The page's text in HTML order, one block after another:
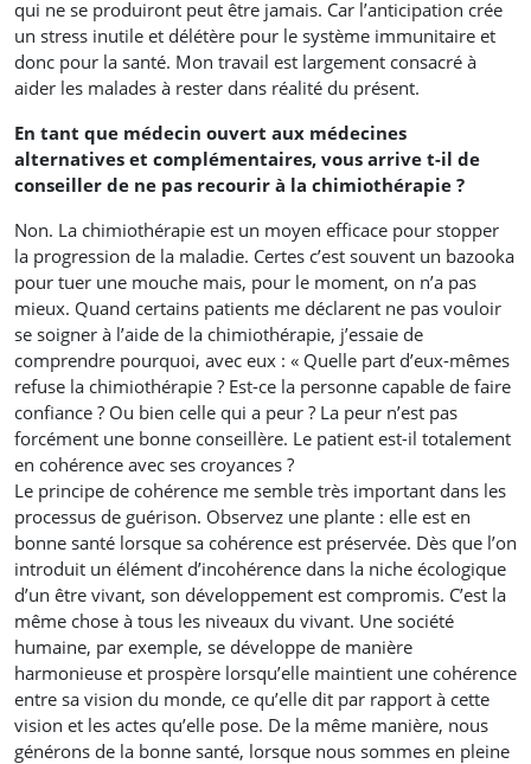
qui ne se produiront peut être jamais. Car l’anticipation crée
un stress inutile et délétère pour le système immunitaire et
donc pour la santé. Mon travail est largement consacré à
aider les malades à rester dans réalité du présent.
En tant que médecin ouvert aux médecines
alternatives et complémentaires, vous arrive t-il de
conseiller de ne pas recourir à la chimiothérapie ?
Non. La chimiothérapie est un moyen efficace pour stopper
la progression de la maladie. Certes c’est souvent un bazooka
pour tuer une mouche mais, pour le moment, on n’a pas
mieux. Quand certains patients me déclarent ne pas vouloir
se soigner à l’aide de la chimiothérapie, j’essaie de
comprendre pourquoi, avec eux : « Quelle part d’eux-mêmes
refuse la chimiothérapie ? Est-ce la personne capable de faire
confiance ? Ou bien celle qui a peur ? La peur n’est pas
forcément une bonne conseillère. Le patient est-il totalement
en cohérence avec ses croyances ?
Le principe de cohérence me semble très important dans les
processus de guérison. Observez une plante : elle est en
bonne santé lorsque sa cohérence est préservée. Dès que l’on
introduit un élément d’incohérence dans la niche écologique
d’un être vivant, son développement est compromis. C’est la
même chose à tous les niveaux du vivant. Une société
humaine, par exemple, se développe de manière
harmonieuse et prospère lorsqu’elle maintient une cohérence
entre sa vision du monde, ce qu’elle dit par rapport à cette
vision et les actes qu’elle pose. De la même manière, nous
générons de la bonne santé, lorsque nous sommes en pleine